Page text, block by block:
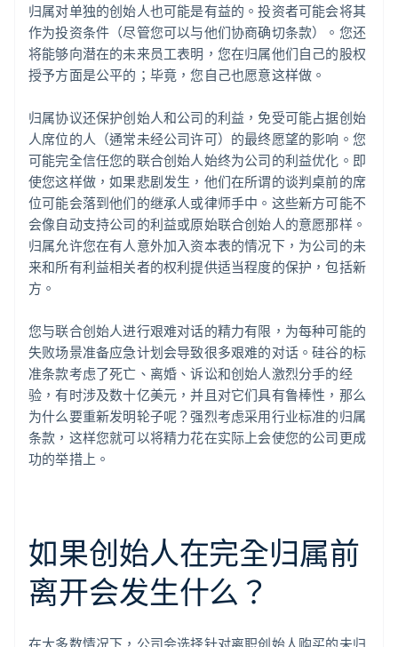
归属对单独的创始人也可能是有益的。投资者可能会将其
作为投资条件（尽管您可以与他们协商确切条款）。您还
将能够向潜在的未来员工表明，您在归属他们自己的股权
授予方面是公平的；毕竟，您自己也愿意这样做。
归属协议还保护创始人和公司的利益，免受可能占据创始
人席位的人（通常未经公司许可）的最终愿望的影响。您
可能完全信任您的联合创始人始终为公司的利益优化。即
使您这样做，如果悲剧发生，他们在所谓的谈判桌前的席
位可能会落到他们的继承人或律师手中。这些新方可能不
会像自动支持公司的利益或原始联合创始人的意愿那样。
归属允许您在有人意外加入资本表的情况下，为公司的未
来和所有利益相关者的权利提供适当程度的保护，包括新
方。
您与联合创始人进行艰难对话的精力有限，为每种可能的
失败场景准备应急计划会导致很多艰难的对话。硅谷的标
准条款考虑了死亡、离婚、诉讼和创始人激烈分手的经
验，有时涉及数十亿美元，并且对它们具有鲁棒性，那么
为什么要重新发明轮子呢？强烈考虑采用行业标准的归属
条款，这样您就可以将精力花在实际上会使您的公司更成
功的举措上。
如果创始人在完全归属前
离开会发生什么？
在大多数情况下，公司会选择针对离职创始人购买的未归